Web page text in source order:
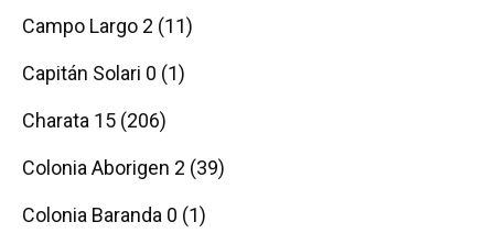
Campo Largo 2 (11)
Capitán Solari 0 (1)
Charata 15 (206)
Colonia Aborigen 2 (39)
Colonia Baranda 0 (1)